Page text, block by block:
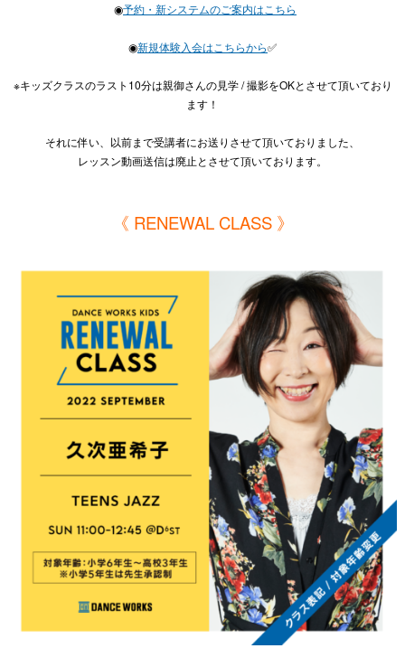
◉予約・新システムのご案内はこちら
◉新規体験入会はこちらから✅
※キッズクラスのラスト10分は親御さんの見学 / 撮影をOKとさせて頂いており
ます！
それに伴い、以前まで受講者にお送りさせて頂いておりました、
レッスン動画送信は廃止とさせて頂いております。
《 RENEWAL CLASS 》